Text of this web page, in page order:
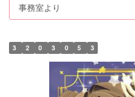
事務室より
3 2 0 3 0 5 3